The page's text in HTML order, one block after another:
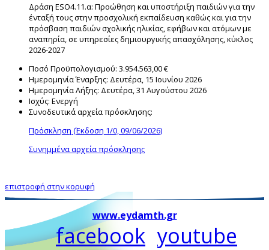
Δράση ESO4.11.α: Προώθηση και υποστήριξη παιδιών για την
ένταξή τους στην προσχολική εκπαίδευση καθώς και για την
πρόσβαση παιδιών σχολικής ηλικίας, εφήβων και ατόμων με
αναπηρία, σε υπηρεσίες δημιουργικής απασχόλησης, κύκλος
2026-2027
Ποσό Προϋπολογισμού: 3.954.563,00 €
Ημερομηνία Έναρξης: Δευτέρα, 15 Ιουνίου 2026
Ημερομηνία Λήξης: Δευτέρα, 31 Αυγούστου 2026
Ισχύς: Ενεργή
Συνοδευτικά αρχεία πρόσκλησης:
Πρόσκληση (Έκδοση 1/0, 09/06/2026)
Συνημμένα αρχεία πρόσκλησης
επιστροφή στην κορυφή
www.eydamth.gr
facebook youtube